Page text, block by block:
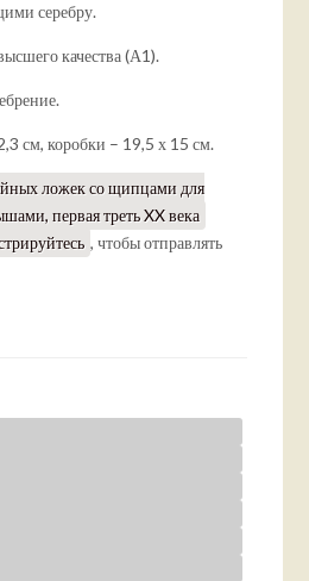
серебру.
качества (А1).
см, коробки – 19,5 х 15 см.
ложек со щипцами для
первая треть XX века
, чтобы отправлять